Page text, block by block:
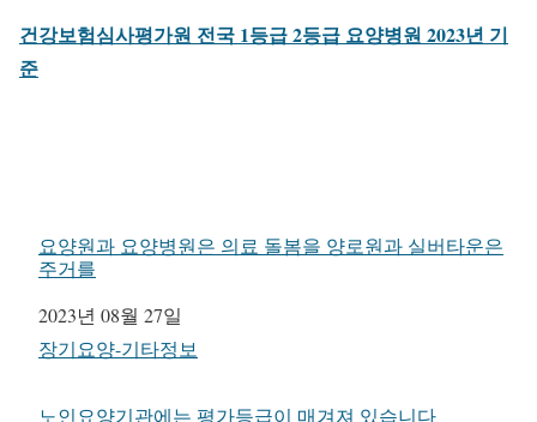
건강보험심사평가원 전국 1등급 2등급 요양병원 2023년 기
준
요양원과 요양병원은 의료 돌봄을 양로원과 실버타운은
주거를
일자
2023년 08월 27일
관련 항목
장기요양-기타정보
노인요양기관에는 평가등급이 매겨져 있습니다